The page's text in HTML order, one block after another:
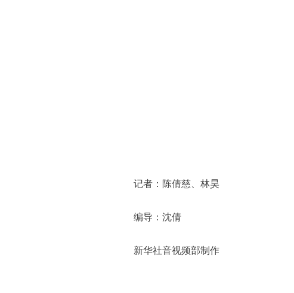
记者：陈倩慈、林昊
编导：沈倩
新华社音视频部制作